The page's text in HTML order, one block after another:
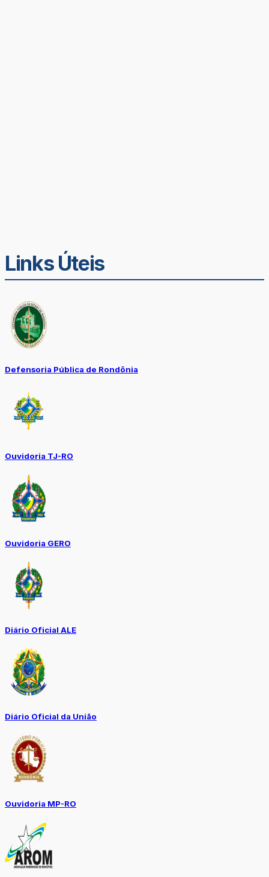
Links Úteis
Defensoria Pública de Rondônia
Ouvidoria TJ-RO
Ouvidoria GERO
Diário Oficial ALE
Diário Oficial da União
Ouvidoria MP-RO